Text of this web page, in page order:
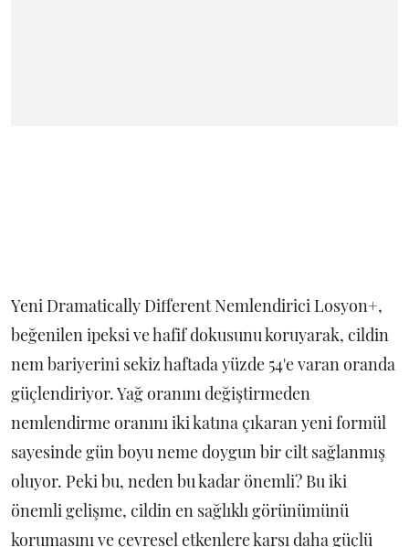
Yeni Dramatically Different Nemlendirici Losyon+,
beğenilen ipeksi ve hafif dokusunu koruyarak, cildin
nem bariyerini sekiz haftada yüzde 54'e varan oranda
güçlendiriyor. Yağ oranını değiştirmeden
nemlendirme oranını iki katına çıkaran yeni formül
sayesinde gün boyu neme doygun bir cilt sağlanmış
oluyor. Peki bu, neden bu kadar önemli? Bu iki
önemli gelişme, cildin en sağlıklı görünümünü
korumasını ve çevresel etkenlere karşı daha güçlü